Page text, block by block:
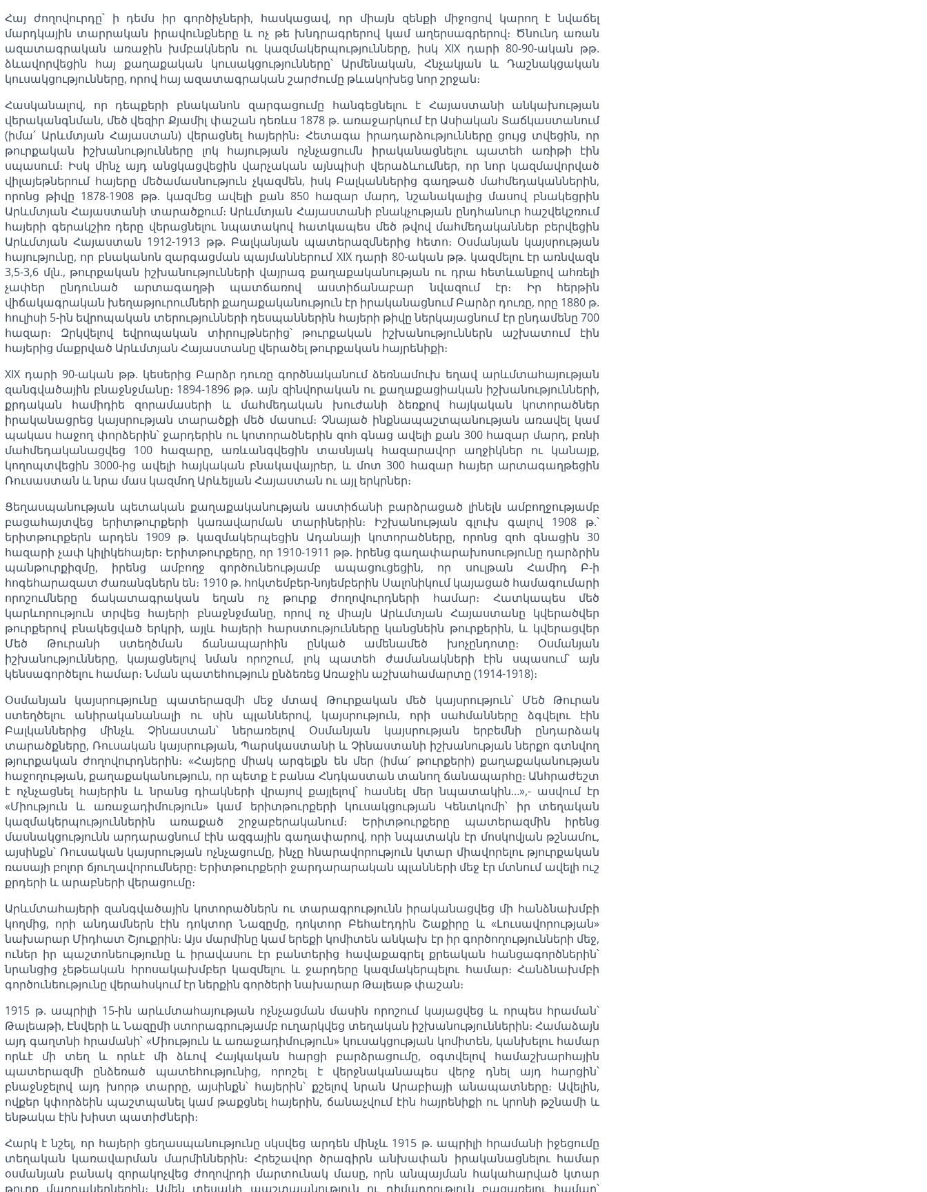
Հայ ժողովուրդը՝ ի դեմս իր գործիչների, հասկացավ, որ միայն զենքի միջոցով կարող է նվաճել
մարդկային տարրական իրավունքները և ոչ թե խնդրագրերով կամ աղերսագրերով։ Ծնունդ առան
ազատագրական առաջին խմբակներն ու կազմակերպությունները, իսկ XIX դարի 80-90-ական թթ.
ձևավորվեցին հայ քաղաքական կուսակցությունները՝ Արմենական, Հնչակյան և Դաշնակցական
կուսակցությունները, որով հայ ազատագրական շարժումը թևակոխեց նոր շրջան։
Հասկանալով, որ դեպքերի բնականոն զարգացումը հանգեցնելու է Հայաստանի անկախության
վերականգնման, մեծ վեզիր Քյամիլ փաշան դեռևս 1878 թ. առաջարկում էր Ասիական Տաճկաստանում
(իմա՛ Արևմտյան Հայաստան) վերացնել հայերին։ Հետագա իրադարձությունները ցույց տվեցին, որ
թուրքական իշխանությունները լոկ հայության ոչնչացումն իրականացնելու պատեհ առիթի էին
սպասում։ Իսկ մինչ այդ անցկացվեցին վարչական այնպիսի վերաձևումներ, որ նոր կազմավորված
վիլայեթներում հայերը մեծամասնություն չկազմեն, իսկ Բալկաններից գաղթած մահմեդականներին,
որոնց թիվը 1878-1908 թթ. կազմեց ավելի քան 850 հազար մարդ, նշանակալից մասով բնակեցրին
Արևմտյան Հայաստանի տարածքում։ Արևմտյան Հայաստանի բնակչության ընդհանուր հաշվեկշռում
հայերի գերակշիռ դերը վերացնելու նպատակով հատկապես մեծ թվով մահմեդականներ բերվեցին
Արևմտյան Հայաստան 1912-1913 թթ. Բալկանյան պատերազմներից հետո։ Օսմանյան կայսրության
հայությունը, որ բնականոն զարգացման պայմաններում XIX դարի 80-ական թթ. կազմելու էր առնվազն
3,5-3,6 մլն., թուրքական իշխանությունների վայրագ քաղաքականության ու դրա հետևանքով ահռելի
չափեր ընդունած արտագաղթի պատճառով աստիճանաբար նվազում էր։ Իր հերթին
վիճակագրական խեղաթյուրումների քաղաքականություն էր իրականացնում Բարձր դուռը, որը 1880 թ.
հուլիսի 5-ին եվրոպական տերությունների դեսպաններին հայերի թիվը ներկայացնում էր ընդամենը 700
հազար։ Զրկվելով եվրոպական տիրույթներից՝ թուրքական իշխանություններն աշխատում էին
հայերից մաքրված Արևմտյան Հայաստանը վերածել թուրքական հայրենիքի։
XIX դարի 90-ական թթ. կեսերից Բարձր դուռը գործնականում ձեռնամուխ եղավ արևմտահայության
զանգվածային բնաջնջմանը։ 1894-1896 թթ. այն զինվորական ու քաղաքացիական իշխանությունների,
քրդական համիդիե զորամասերի և մահմեդական խուժանի ձեռքով հայկական կոտորածներ
իրականացրեց կայսրության տարածքի մեծ մասում։ Չնայած ինքնապաշտպանության առավել կամ
պակաս հաջող փորձերին՝ ջարդերին ու կոտորածներին զոհ գնաց ավելի քան 300 հազար մարդ, բռնի
մահմեդականացվեց 100 հազարը, առևանգվեցին տասնյակ հազարավոր աղջիկներ ու կանայք,
կողոպտվեցին 3000-ից ավելի հայկական բնակավայրեր, և մոտ 300 հազար հայեր արտագաղթեցին
Ռուսաստան և նրա մաս կազմող Արևելյան Հայաստան ու այլ երկրներ։
Ցեղասպանության պետական քաղաքականության աստիճանի բարձրացած լինելն ամբողջությամբ
բացահայտվեց երիտթուրքերի կառավարման տարիներին։ Իշխանության գլուխ գալով 1908 թ.՝
երիտթուրքերն արդեն 1909 թ. կազմակերպեցին Ադանայի կոտորածները, որոնց զոհ գնացին 30
հազարի չափ կիլիկեհայեր։ Երիտթուրքերը, որ 1910-1911 թթ. իրենց գաղափարախոսությունը դարձրին
պանթուրքիզմը, իրենց ամբողջ գործունեությամբ ապացուցեցին, որ սուլթան Համիդ Բ-ի
հոգեհարազատ ժառանգներն են։ 1910 թ. հոկտեմբեր-նոյեմբերին Սալոնիկում կայացած համագումարի
որոշումները ճակատագրական եղան ոչ թուրք ժողովուրդների համար։ Հատկապես մեծ
կարևորություն տրվեց հայերի բնաջնջմանը, որով ոչ միայն Արևմտյան Հայաստանը կվերածվեր
թուրքերով բնակեցված երկրի, այլև հայերի հարստությունները կանցնեին թուրքերին, և կվերացվեր
Մեծ Թուրանի ստեղծման ճանապարհին ընկած ամենամեծ խոչընդոտը։ Օսմանյան
իշխանությունները, կայացնելով նման որոշում, լոկ պատեհ ժամանակների էին սպասում՝ այն
կենսագործելու համար։ Նման պատեհություն ընձեռեց Առաջին աշխահամարտը (1914-1918)։
Օսմանյան կայսրությունը պատերազմի մեջ մտավ Թուրքական մեծ կայսրություն՝ Մեծ Թուրան
ստեղծելու անիրականանալի ու սին պլաններով, կայսրություն, որի սահմանները ձգվելու էին
Բալկաններից մինչև Չինաստան՝ ներառելով Օսմանյան կայսրության երբեմնի ընդարձակ
տարածքները, Ռուսական կայսրության, Պարսկաստանի և Չինաստանի իշխանության ներքո գտնվող
թյուրքական ժողովուրդներին։ «Հայերը միակ արգելքն են մեր (իմա՛ թուրքերի) քաղաքականության
հաջողության, քաղաքականություն, որ պետք է բանա Հնդկաստան տանող ճանապարհը։ Անհրաժեշտ
է ոչնչացնել հայերին և նրանց դիակների վրայով քայլելով՝ հասնել մեր նպատակին…»,- ասվում էր
«Միություն և առաջադիմություն» կամ երիտթուրքերի կուսակցության Կենտկոմի՝ իր տեղական
կազմակերպություններին առաքած շրջաբերականում։ Երիտթուրքերը պատերազմին իրենց
մասնակցությունն արդարացնում էին ազգային գաղափարով, որի նպատակն էր մոսկովյան թշնամու,
այսինքն՝ Ռուսական կայսրության ոչնչացումը, ինչը հնարավորություն կտար միավորելու թյուրքական
ռասայի բոլոր ճյուղավորումները։ Երիտթուրքերի ջարդարարական պլանների մեջ էր մտնում ավելի ուշ
քրդերի և արաբների վերացումը։
Արևմտահայերի զանգվածային կոտորածներն ու տարագրությունն իրականացվեց մի հանձնախմբի
կողմից, որի անդամներն էին դոկտոր Նազըմը, դոկտոր Բեհաէդդին Շաքիրը և «Լուսավորության»
նախարար Միդհատ Շյուքրին։ Այս մարմինը կամ երեքի կոմիտեն անկախ էր իր գործողությունների մեջ,
ուներ իր պաշտոնեությունը և իրավասու էր բանտերից հավաքագրել քրեական հանցագործներին՝
նրանցից չեթեական հրոսակախմբեր կազմելու և ջարդերը կազմակերպելու համար։ Հանձնախմբի
գործունեությունը վերահսկում էր ներքին գործերի նախարար Թալեաթ փաշան։
1915 թ. ապրիլի 15-ին արևմտահայության ոչնչացման մասին որոշում կայացվեց և որպես հրաման՝
Թալեաթի, Էնվերի և Նազըմի ստորագրությամբ ուղարկվեց տեղական իշխանություններին։ Համաձայն
այդ գաղտնի հրամանի՝ «Միություն և առաջադիմություն» կուսակցության կոմիտեն, կանխելու համար
որևէ մի տեղ և որևէ մի ձևով Հայկական հարցի բարձրացումը, օգտվելով համաշխարհային
պատերազմի ընձեռած պատեհությունից, որոշել է վերջնականապես վերջ դնել այդ հարցին՝
բնաջնջելով այդ խորթ տարրը, այսինքն՝ հայերին՝ քշելով նրան Արաբիայի անապատները։ Ավելին,
ովքեր կփորձեին պաշտպանել կամ թաքցնել հայերին, ճանաչվում էին հայրենիքի ու կրոնի թշնամի և
ենթակա էին խիստ պատիժների։
Հարկ է նշել, որ հայերի ցեղասպանությունը սկսվեց արդեն մինչև 1915 թ. ապրիլի հրամանի իջեցումը
տեղական կառավարման մարմիններին։ Հրեշավոր ծրագիրն անխափան իրականացնելու համար
օսմանյան բանակ զորակոչվեց ժողովրդի մարտունակ մասը, որն անպայման հակահարված կտար
թուրք մարդակերներին։ Ամեն տեսակի պաշտպանություն ու դիմադրություն բացառելու համար՝